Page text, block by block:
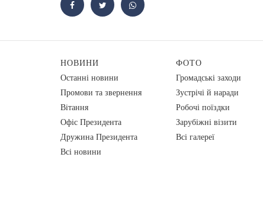
НОВИНИ
Останні новини
Промови та звернення
Вiтання
Офіс Президента
Дружина Президента
Всі новини
ФОТО
Громадські заходи
Зустрічі й наради
Робочі поїздки
Зарубіжні візити
Всі галереї